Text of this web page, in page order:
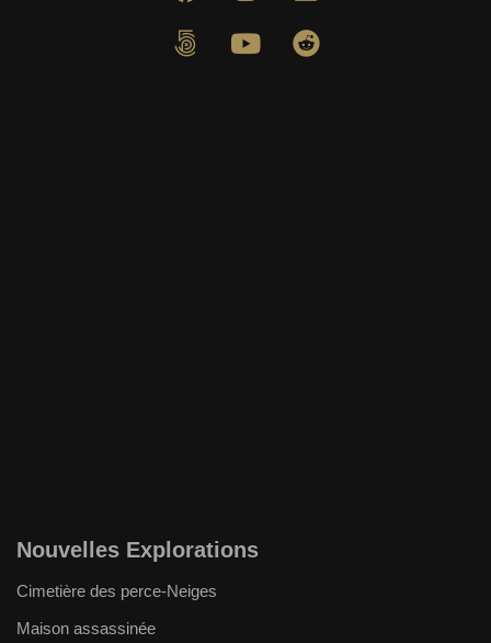
Nouvelles Explorations
Cimetière des perce-Neiges
Maison assassinée